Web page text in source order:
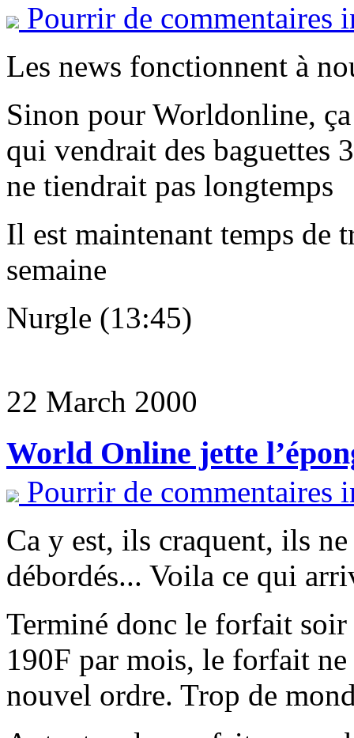
Pourrir de commentaires
Les news fonctionnent à
Sinon pour Worldonline,
qui vendrait des baguettes
ne tiendrait pas longtemps
Il est maintenant temps de
semaine
Nurgle (13:45)
22 March 2000
World Online jette
Pourrir de commentaires
Ca y est, ils craquent, ils
débordés... Voila ce qui
Terminé donc le forfait
190F par mois, le forfait ne
nouvel ordre. Trop de